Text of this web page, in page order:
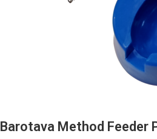
Barotava Method Feeder